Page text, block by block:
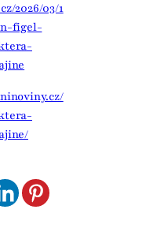
2026/03/1
figel-